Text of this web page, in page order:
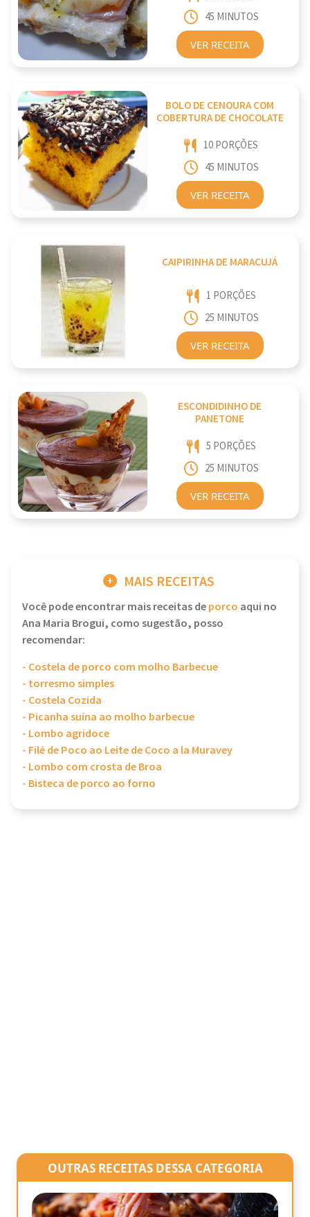
45 MINUTOS
VER RECEITA
BOLO DE CENOURA COM
COBERTURA DE CHOCOLATE
10 PORÇÕES
45 MINUTOS
VER RECEITA
CAIPIRINHA DE MARACUJÁ
1 PORÇÕES
25 MINUTOS
VER RECEITA
ESCONDIDINHO DE
PANETONE
5 PORÇÕES
25 MINUTOS
VER RECEITA
MAIS RECEITAS
Você pode encontrar mais receitas deporco aqui no
Ana Maria Brogui, como sugestão, posso
recomendar:
- Costela de porco com molho Barbecue
- torresmo simples
- Costela Cozida
- Picanha suína ao molho barbecue
- Lombo agridoce
- Filé de Poco ao Leite de Coco a la Muravey
- Lombo com crosta de Broa
- Bisteca de porco ao forno
OUTRAS RECEITAS DESSA CATEGORIA